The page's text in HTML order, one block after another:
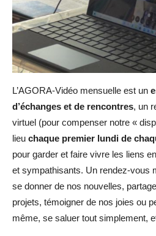
L’AGORA-Vidéo mensuelle est un
d’échanges et de rencontres, un
virtuel (pour compenser notre «
lieu chaque premier lundi de
pour garder et faire vivre les liens
et sympathisants. Un rendez-vous
se donner de nos nouvelles,
projets, témoigner de nos joies ou
même, se saluer tout simplement,